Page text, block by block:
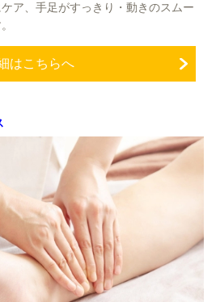
ア、手足がすっきり・動きのスムー
はこちらへ